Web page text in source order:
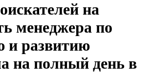
на
менеджера по
и развитию
на полный день в